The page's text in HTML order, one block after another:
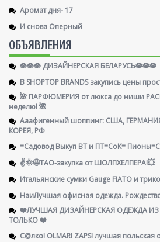
Аромат дня- 17
И снова Оперный
ОБЪЯВЛЕНИЯ
🪷🪷🪷 ДИЗАЙНЕРСКАЯ БЕЛАРУСЬ🪷🪷🪷
В SHOPTOP BRANDS закупись цены
🌺 ПАРФЮМЕРИЯ от люкса до ниши
неделю! 🌺
Ааафигенный шоппинг: США,
КОРЕЯ, РФ
=Садовод Выкуп ВТ и ПТ=СоК=
✌️🌞🤩ТАО-закупка от ШОЛПХЕЛПЕРА!💥
Итальянские сумки Gauge FIATO и
НаиЛучшая офисная одежда.
❤️ЛУЧШАЯ ДИЗАЙНЕРСКАЯ ОДЕЖДА ИЗ
ТОЛЬКО ❤️
С@лко! OLMAR! ZAPS! лучшая польская